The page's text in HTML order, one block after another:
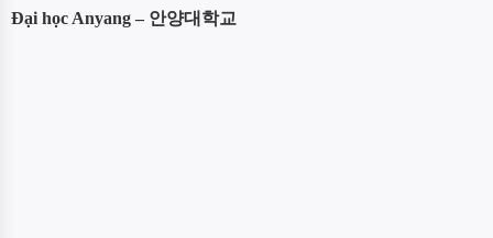
Đại học Anyang – 안양대학교